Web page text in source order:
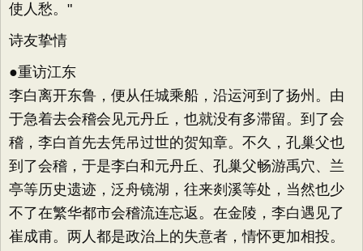
使人愁。"
诗友挚情
●重访江东
李白离开东鲁，便从任城乘船，沿运河到了扬州。由
于急着去会稽会见元丹丘，也就没有多滞留。到了会
稽，李白首先去凭吊过世的贺知章。不久，孔巢父也
到了会稽，于是李白和元丹丘、孔巢父畅游禹穴、兰
亭等历史遗迹，泛舟镜湖，往来剡溪等处，当然也少
不了在繁华都市会稽流连忘返。在金陵，李白遇见了
崔成甫。两人都是政治上的失意者，情怀更加相投。